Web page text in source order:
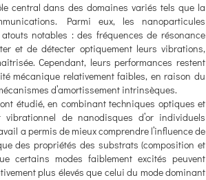
central dans des domaines variés tels que la
Parmi eux, les nanoparticules
notables : des fréquences de résonance
et de détecter optiquement leurs vibrations,
Cependant, leurs performances restent
mécanique relativement faibles, en raison du
d’amortissement intrinsèques.
étudié, en combinant techniques optiques et
vibrationnel de nanodisques d’or individuels
a permis de mieux comprendre l’influence de
des propriétés des substrats (composition et
certains modes faiblement excités peuvent
plus élevés que celui du mode dominant